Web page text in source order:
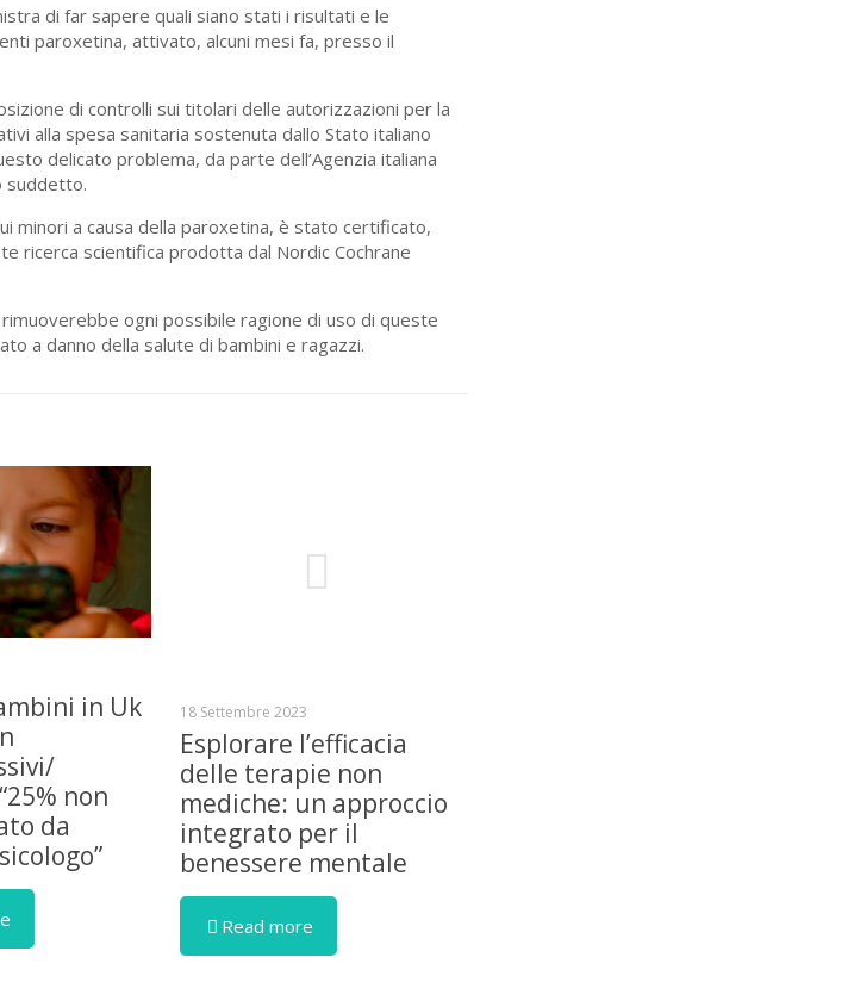
di far sapere quali siano stati i risultati e le
paroxetina, attivato, alcuni mesi fa, presso il
di controlli sui titolari delle autorizzazioni per la
alla spesa sanitaria sostenuta dallo Stato italiano
delicato problema, da parte dell’Agenzia italiana
suddetto.
minori a causa della paroxetina, è stato certificato,
ricerca scientifica prodotta dal Nordic Cochrane
ogni possibile ragione di uso di queste
a danno della salute di bambini e ragazzi.
in Uk
non
da
18 Settembre 2023
Esplorare l’efficacia
delle terapie non
mediche: un approccio
integrato per il
benessere mentale
Read more